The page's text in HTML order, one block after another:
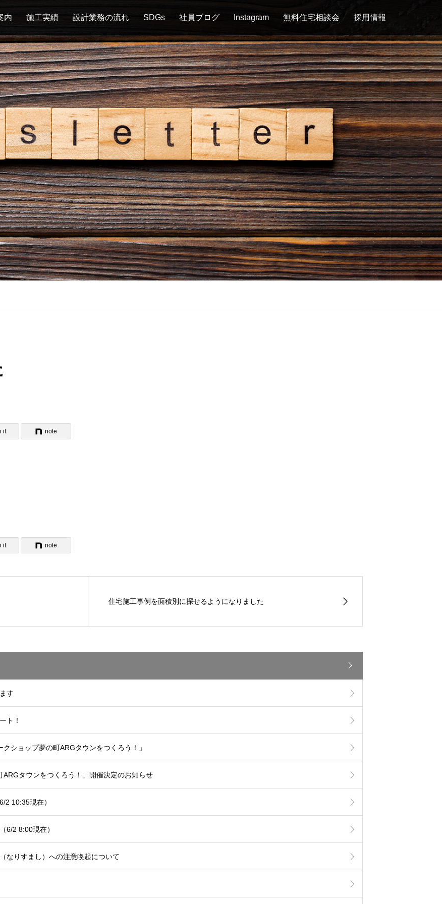
内 施工実績 設計業務の流れ SDGs 社員ブログ Instagram 無料住宅相談会 採用情報
it note
it note
住宅施工事例を面積別に探せるようになりました
す
ト！
ショップ夢の町ARGタウンをつくろう！」
タウンをつくろう！」開催決定のお知らせ
2 10:35現在）
6/2 8:00現在）
なりすまし）への注意喚起について